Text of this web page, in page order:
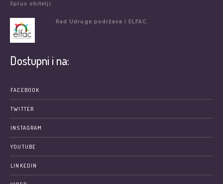
3plus obitelji.
Rad Udruge podržava i ELFAC.
Dostupni i na:
FACEBOOK
TWITTER
INSTAGRAM
YOUTUBE
LINKEDIN